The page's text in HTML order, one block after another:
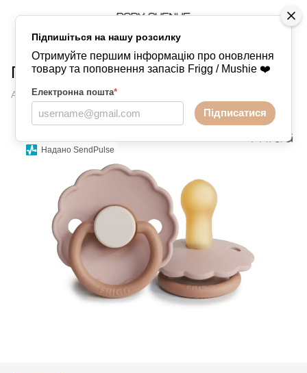
Підпишіться на нашу розсилку
Отримуйте першим інформацію про оновлення
товару та поповнення запасів Frigg / Mushie ❤️
Електронна пошта*
Підписатися
Надано SendPulse
Пустушки FRIGG FRIGG
Пустушка Frigg Daisy Biscuit 6-18
Артикул:76022461